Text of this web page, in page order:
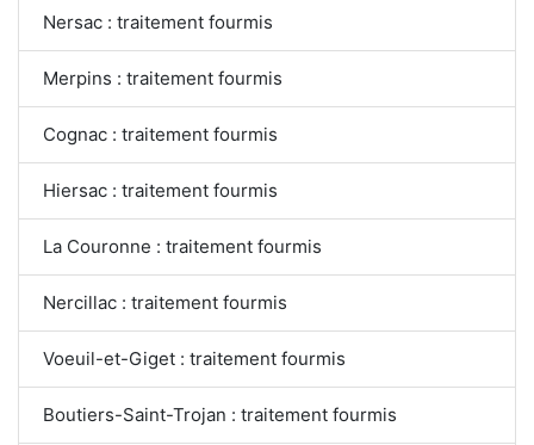
Nersac : traitement fourmis
Merpins : traitement fourmis
Cognac : traitement fourmis
Hiersac : traitement fourmis
La Couronne : traitement fourmis
Nercillac : traitement fourmis
Voeuil-et-Giget : traitement fourmis
Boutiers-Saint-Trojan : traitement fourmis